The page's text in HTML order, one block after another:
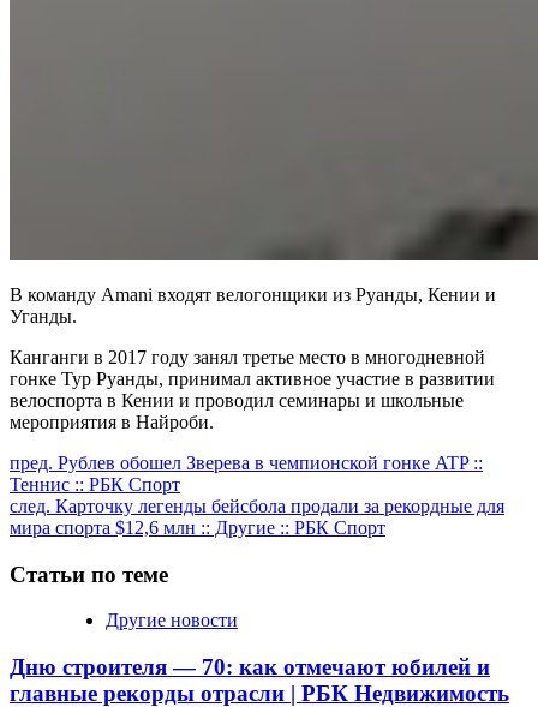
В команду Amani входят велогонщики из Руанды, Кении и
Уганды.
Канганги в 2017 году занял третье место в многодневной
гонке Тур Руанды, принимал активное участие в развитии
велоспорта в Кении и проводил семинары и школьные
мероприятия в Найроби.
Продолжить
чтение
пред. Рублев обошел Зверева в чемпионской гонке ATP ::
Теннис :: РБК Спорт
след. Карточку легенды бейсбола продали за рекордные для
мира спорта $12,6 млн :: Другие :: РБК Спорт
Статьи по теме
Другие новости
Дню строителя — 70: как отмечают юбилей и
главные рекорды отрасли | РБК Недвижимость